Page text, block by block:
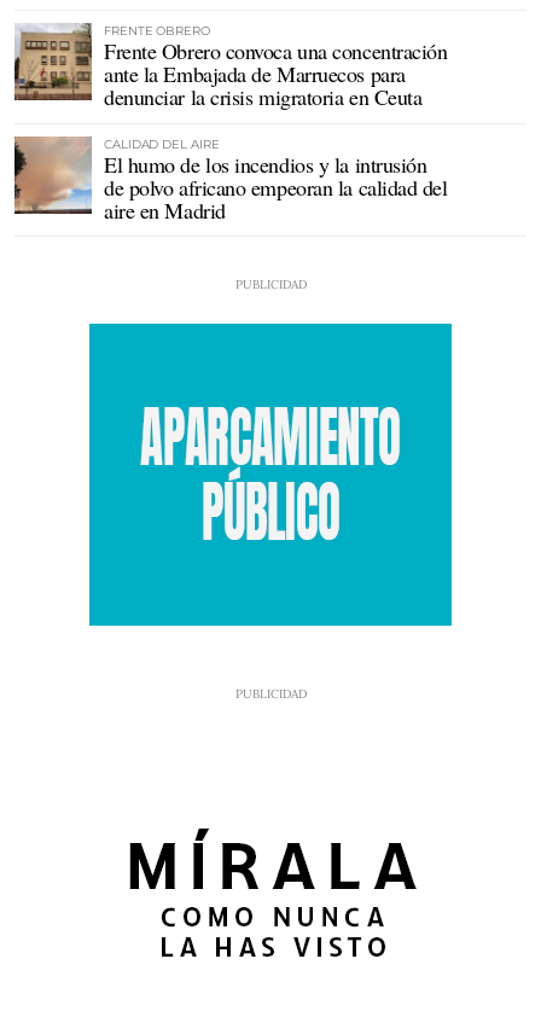
FRENTE OBRERO
Frente Obrero convoca una concentración
ante la Embajada de Marruecos para
denunciar la crisis migratoria en Ceuta
CALIDAD DEL AIRE
El humo de los incendios y la intrusión
de polvo africano empeoran la calidad del
aire en Madrid